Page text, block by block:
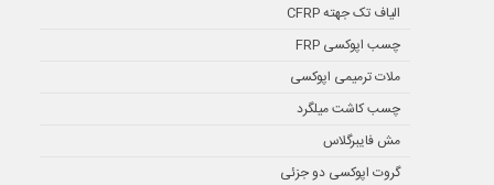
الیاف تک جهته CFRP
چسب اپوکسی FRP
ملات ترمیمی اپوکسی
چسب کاشت میلگرد
مش فایبرگلاس
گروت اپوکسی دو جزئی